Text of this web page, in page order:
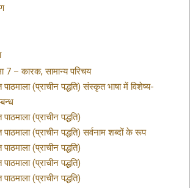
7 – कारक, सामान्य परिचय
(प्राचीन पद्धति) संस्कृत भाषा में विशेष्य-
(प्राचीन पद्धति)
(प्राचीन पद्धति) सर्वनाम शब्दों के रूप
(प्राचीन पद्धति)
(प्राचीन पद्धति)
(प्राचीन पद्धति)